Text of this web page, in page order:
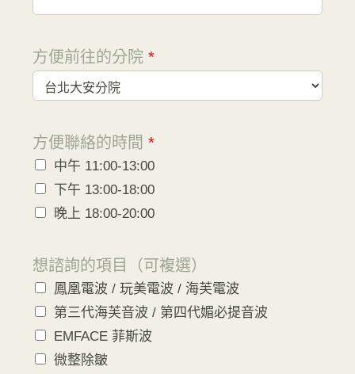
方便前往的分院 *
方便聯絡的時間 *
中午 11:00-13:00
下午 13:00-18:00
晚上 18:00-20:00
想諮詢的項目（可複選）
鳳凰電波 / 玩美電波 / 海芙電波
第三代海芙音波 / 第四代媚必提音波
EMFACE 菲斯波
微整除皺